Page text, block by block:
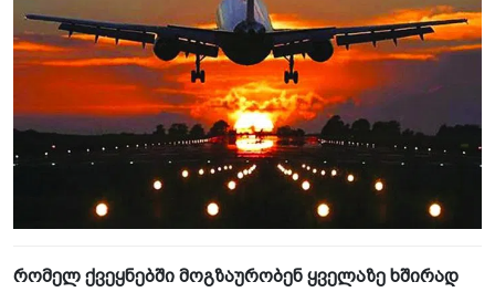
რომელ ქვეყნებში მოგზაურობენ ყველაზე ხშირად